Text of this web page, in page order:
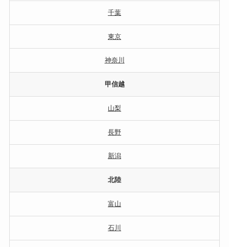
千葉
東京
神奈川
甲信越
山梨
長野
新潟
北陸
富山
石川